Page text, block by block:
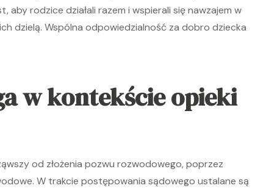
aby rodzice działali razem i wspierali się nawzajem w
dzielą. Wspólna odpowiedzialność za dobro dziecka
w kontekście opieki
od złożenia pozwu rozwodowego, poprzez
W trakcie postępowania sądowego ustalane są